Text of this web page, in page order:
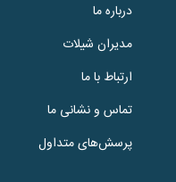
درباره ما
مدیران شیلات
ارتباط با ما
تماس و نشانی ما
پرسش‌های متداول